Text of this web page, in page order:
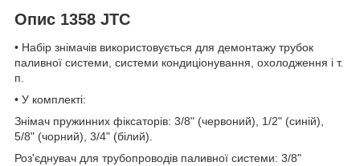
Опис 1358 JTC
• Набір знімачів використовується для демонтажу трубок
паливної системи, системи кондиціонування, охолодження і т.
п.
• У комплекті:
Знімач пружинних фіксаторів: 3/8" (червоний), 1/2" (синій),
5/8" (чорний), 3/4" (білий).
Роз'єднувач для трубопроводів паливної системи: 3/8"